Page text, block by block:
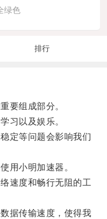
绿色
排行
组成部分。
以及娱乐。
定等问题会影响我们
小明加速器。
速度和畅行无阻的工
据传输速度，使得我